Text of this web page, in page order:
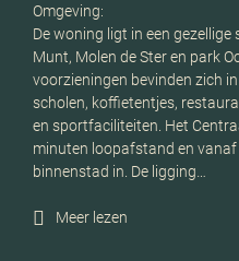
Omgeving:
De woning ligt in een
Munt, Molen de Ster en park
voorzieningen bevinden zich
scholen, koffietentjes,
en sportfaciliteiten. Het
minuten loopafstand en vanaf
binnenstad in. De ligging…
Meer lezen